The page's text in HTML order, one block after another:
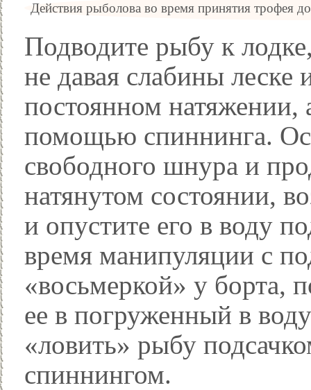
Действия рыболова во время принятия трофея
Подводите рыбу к
не давая слабины леске
постоянном натяжении,
помощью спиннинга.
свободного шнура и
натянутом состоянии,
и опустите его в воду
время манипуляции с
«восьмеркой» у борта,
ее в погруженный в
«ловить» рыбу
спиннингом.